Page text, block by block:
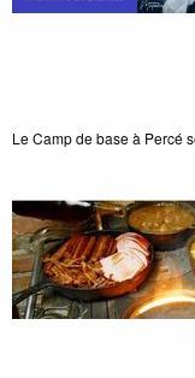
Le Camp de base à Percé